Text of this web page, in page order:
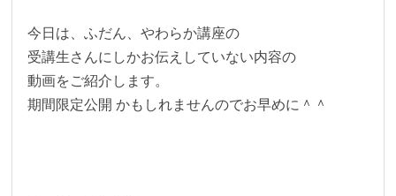
今日は、ふだん、やわらか講座の
受講生さんにしかお伝えしていない内容の
動画をご紹介します。
期間限定公開 かもしれませんのでお早めに＾＾